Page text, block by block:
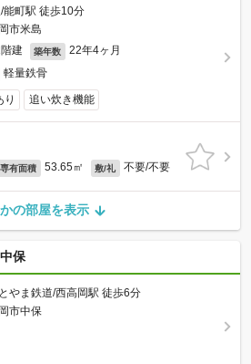
能町駅 徒歩10分
市米島
建 築年数 22年4ヶ月
軽量鉄骨
り 追い炊き機能
専有面積 53.65㎡ 敷/礼 不要/不要
の部屋を表示
保
やま鉄道/西高岡駅 徒歩6分
市中保